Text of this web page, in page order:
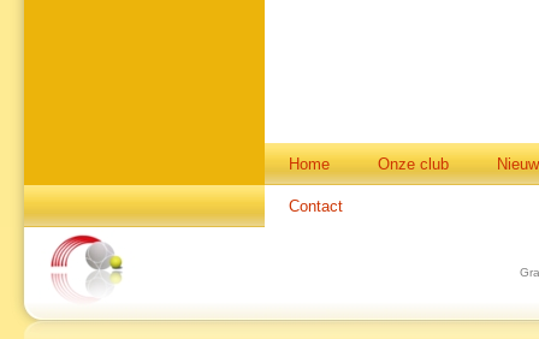
Home Onze club
Contact